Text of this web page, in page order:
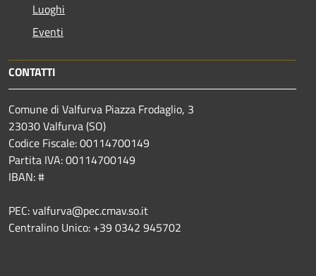
Luoghi
Eventi
CONTATTI
Comune di Valfurva Piazza Frodaglio, 3
23030 Valfurva (SO)
Codice Fiscale: 00114700149
Partita IVA: 00114700149
IBAN: #
PEC: valfurva@pec.cmav.so.it
Centralino Unico: +39 0342 945702